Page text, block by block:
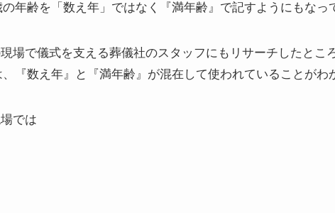
年齢を「数え年」ではなく『満年齢』で記すようにもなっ
場で儀式を支える葬儀社のスタッフにもリサーチしたとこ
、『数え年』と『満年齢』が混在して使われていることがわ
では